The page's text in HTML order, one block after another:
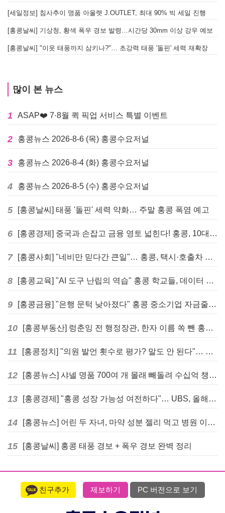
[세일정보] 침사추이 명품 아울렛 J.OUTLET, 최대 90% 빅 세일 진행
[홍콩날씨] 기상청, 황색 폭우 경보 발령…시간당 30mm 이상 강우 예보
[홍콩날씨] "이웃 태풍까지 삼키나?"… 초강력 태풍 '돌핀' 세력 재확장
많이 본 뉴스
1 ASAP❤️ 7·8월 퀵 픽업 서비스 특별 이벤트
2 홍콩뉴스 2026-8-6 (목) 홍콩수요저널
3 홍콩뉴스 2026-8-4 (화) 홍콩수요저널
4 홍콩뉴스 2026-8-5 (수) 홍콩수요저널
5 [홍콩날씨] 태풍 '돌핀' 세력 약화… 주말 홍콩 폭염 예고
6 [홍콩경제] 중국과 손잡고 금융 영토 넓힌다! 홍콩, 10대 신규 정책 발표
7 [홍콩사회] "네비만 믿다간 큰일"… 홍콩, 택시·호출차 통합 시험 도입하며 규제 본격화
8 [홍콩교육] "AI 도구 난립의 역습" 홍콩 학교들, 데이터 고립에 교육 효과 평가 비상
9 [홍콩금융] "은행 문턱 낮아졌다" 홍콩 중소기업 자금줄 숨통 트이나… HKMA "2분기 신용 조건 안정적"
10 [홍콩부동산] 렁춘잉 전 행정장관, 한자 이름 쏙 뺀 홍콩 고급 아파트 단지들에 쓴소리
11 [홍콩정치] "의원 발언 횟수로 평가? 말도 안 된다"… 홍콩 입법회 의장의 일침
12 [홍콩뉴스] 샤넬 명품 700여 개 몰래 빼돌려 수십억 챙긴 직원 4년~7년형 선고
13 [홍콩경제] "홍콩 성장 가능성 여전하다"… UBS, 올해 홍콩 GDP 성장률 전망치 4.5%로 대폭 상향
14 [홍콩뉴스] 어린 두 자녀, 마약 성분 젤리 먹고 병원 이송… 어머니와 친척 체포
15 [홍콩날씨] 홍콩 태풍 경보 + 폭우 경보 완벽 정리
친구추가 제보하기 PC 버전으로 보기